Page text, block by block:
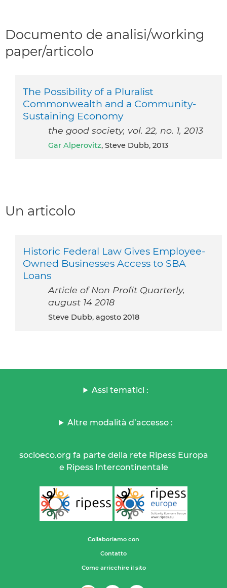
Documento de analisi/working
paper/articolo
The Possibility of a Pluralist
Commonwealth and a Community-
Sustaining Economy
the good society, vol. 22, no. 1, 2013
Gar Alperovitz, Steve Dubb, 2013
Un articolo
Historic Federal Law Gives Employee-
Owned Businesses Access to SBA
Loans
Article of Non Profit Quarterly,
august 14 2018
Steve Dubb, agosto 2018
Assi tematici :
Altre modalità d’accesso :
socioeco.org fa parte della rete Ripess Europa
e Ripess Intercontinentale
Collaboriamo con
Contatto
Come arricchire il sito